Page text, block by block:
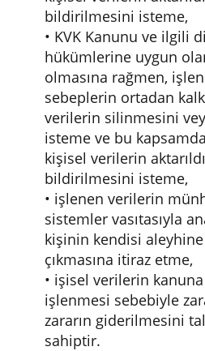
bildirilmesini isteme,
• KVK Kanunu ve ilgili
hükümlerine uygun
olmasına rağmen,
sebeplerin ortadan
verilerin silinmesini
isteme ve bu
kişisel verilerin
bildirilmesini isteme,
• işlenen verilerin
sistemler vasıtasıyla
kişinin kendisi
çıkmasına itiraz etme,
• işisel verilerin kanuna
işlenmesi sebebiyle
zararın giderilmesini
sahiptir.